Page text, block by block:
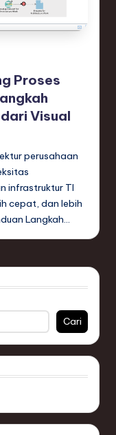
Proses
Visual
perusahaan
infrastruktur TI
cepat, dan lebih
Langkah…
Cari